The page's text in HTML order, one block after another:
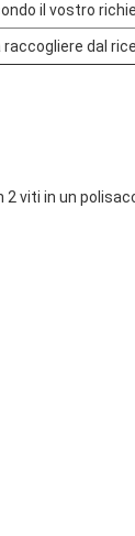
il vostro
dal
2 viti in un